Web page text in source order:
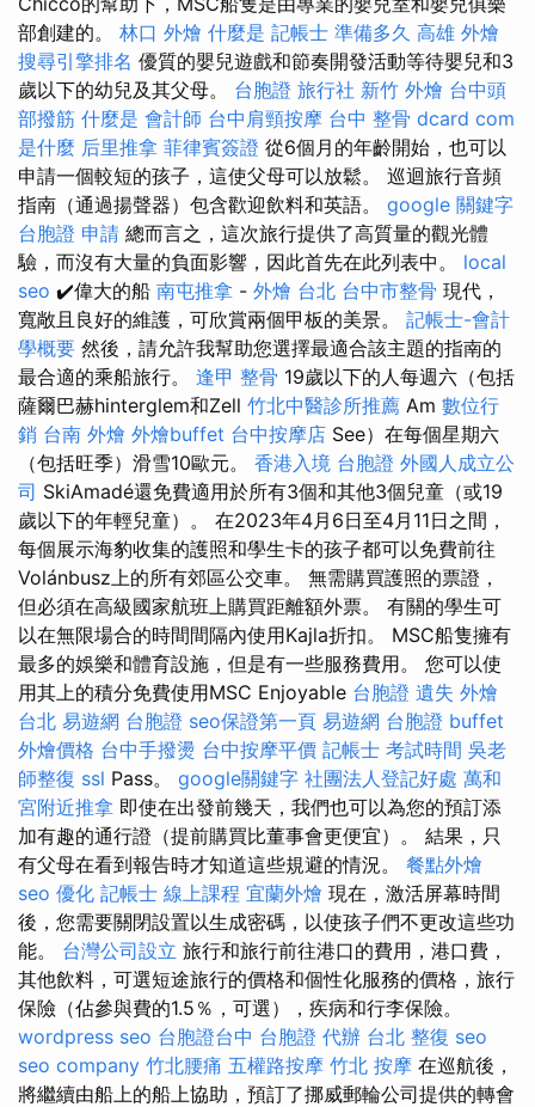
部創建的。 林口 外燴 什麼是 記帳士 準備多久 高雄 外燴
搜尋引擎排名 優質的嬰兒遊戲和節奏開發活動等待嬰兒和3
歲以下的幼兒及其父母。 台胞證 旅行社 新竹 外燴 台中頭
部撥筋 什麼是 會計師 台中肩頸按摩 台中 整骨 dcard com
是什麼 后里推拿 菲律賓簽證 從6個月的年齡開始，也可以
申請一個較短的孩子，這使父母可以放鬆。 巡迴旅行音頻
指南（通過揚聲器）包含歡迎飲料和英語。 google 關鍵字
台胞證 申請 總而言之，這次旅行提供了高質量的觀光體
驗，而沒有大量的負面影響，因此首先在此列表中。 local
seo ✔️偉大的船 南屯推拿 - 外燴 台北 台中市整骨 現代，
寬敞且良好的維護，可欣賞兩個甲板的美景。 記帳士-會計
學概要 然後，請允許我幫助您選擇最適合該主題的指南的
最合適的乘船旅行。 逢甲 整骨 19歲以下的人每週六（包括
薩爾巴赫hinterglem和Zell 竹北中醫診所推薦 Am 數位行
銷 台南 外燴 外燴buffet 台中按摩店 See）在每個星期六
（包括旺季）滑雪10歐元。 香港入境 台胞證 外國人成立公
司 SkiAmadé還免費適用於所有3個和其他3個兒童（或19
歲以下的年輕兒童）。 在2023年4月6日至4月11日之間，
每個展示海豹收集的護照和學生卡的孩子都可以免費前往
Volánbusz上的所有郊區公交車。 無需購買護照的票證，
但必須在高級國家航班上購買距離額外票。 有關的學生可
以在無限場合的時間間隔內使用Kajla折扣。 MSC船隻擁有
最多的娛樂和體育設施，但是有一些服務費用。 您可以使
用其上的積分免費使用MSC Enjoyable 台胞證 遺失 外燴
台北 易遊網 台胞證 seo保證第一頁 易遊網 台胞證 buffet
外燴價格 台中手撥燙 台中按摩平價 記帳士 考試時間 吳老
師整復 ssl Pass。 google關鍵字 社團法人登記好處 萬和
宮附近推拿 即使在出發前幾天，我們也可以為您的預訂添
加有趣的通行證（提前購買比董事會更便宜）。 結果，只
有父母在看到報告時才知道這些規避的情況。 餐點外燴
seo 優化 記帳士 線上課程 宜蘭外燴 現在，激活屏幕時間
後，您需要關閉設置以生成密碼，以使孩子們不更改這些功
能。 台灣公司設立 旅行和旅行前往港口的費用，港口費，
其他飲料，可選短途旅行的價格和個性化服務的價格，旅行
保險（佔參與費的1.5％，可選），疾病和行李保險。
wordpress seo 台胞證台中 台胞證 代辦 台北 整復 seo
seo company 竹北腰痛 五權路按摩 竹北 按摩 在巡航後，
將繼續由船上的船上協助，預訂了挪威郵輪公司提供的轉會